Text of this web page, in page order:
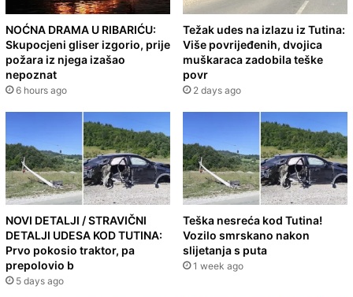
NOĆNA DRAMA U RIBARIĆU:
Skupocjeni gliser izgorio, prije
požara iz njega izašao
nepoznat
6 hours ago
Težak udes na izlazu iz Tutina:
Više povrijeđenih, dvojica
muškaraca zadobila teške
povr
2 days ago
NOVI DETALJI / STRAVIČNI
DETALJI UDESA KOD TUTINA:
Prvo pokosio traktor, pa
prepolovio b
5 days ago
Teška nesreća kod Tutina!
Vozilo smrskano nakon
slijetanja s puta
1 week ago